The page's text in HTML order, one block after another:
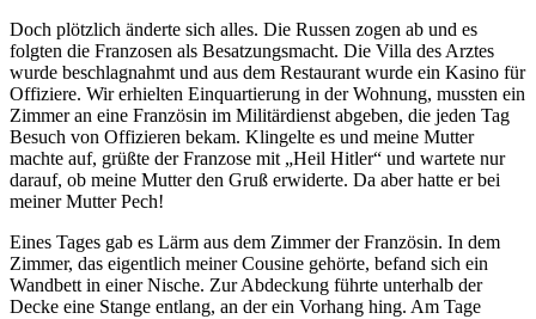
Doch plötzlich änderte sich alles. Die Russen zogen ab und es
folgten die Franzosen als Besatzungsmacht. Die Villa des Arztes
wurde beschlagnahmt und aus dem Restaurant wurde ein Kasino für
Offiziere. Wir erhielten Einquartierung in der Wohnung, mussten ein
Zimmer an eine Französin im Militärdienst abgeben, die jeden Tag
Besuch von Offizieren bekam. Klingelte es und meine Mutter
machte auf, grüßte der Franzose mit
Heil Hitler
und wartete nur
darauf, ob meine Mutter den Gruß erwiderte. Da aber hatte er bei
meiner Mutter Pech!
Eines Tages gab es Lärm aus dem Zimmer der Französin. In dem
Zimmer, das eigentlich meiner Cousine gehörte, befand sich ein
Wandbett in einer Nische. Zur Abdeckung führte unterhalb der
Decke eine Stange entlang, an der ein Vorhang hing. Am Tage